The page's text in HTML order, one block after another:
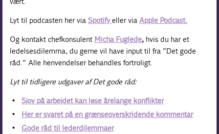
Lyt til podcasten her viaSpotifyeller viaApple Podcast.
Og kontakt chefkonsulent Micha Fuglede, hvis du har et
ledelsesdilemma, du gerne vil have input til fra ”Det gode
råd.” Alle henvendelser behandles fortroligt.
Lyt til tidligere udgaver af Det gode råd:
Sjov på arbejdet kan løse årelange konflikter
Her er svaret på en grænseoverskridende kommentar
Gode råd til lederdilemmaer